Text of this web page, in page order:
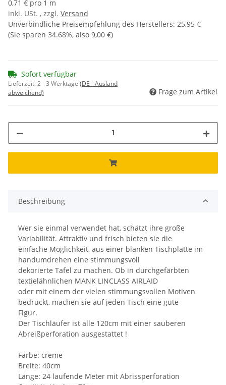
0,71 € pro 1 m
inkl. USt. , zzgl. Versand
Unverbindliche Preisempfehlung des Herstellers: 25,95 €
(Sie sparen 34.68%, also 9,00 €)
Sofort verfügbar
Lieferzeit:2 - 3 Werktage (DE - Ausland
abweichend)
Frage zum Artikel
Beschreibung
Wer sie einmal verwendet hat, schätzt ihre große
Variabilität. Attraktiv und frisch bieten sie die
einfache Möglichkeit, aus einer blanken Tischplatte im
handumdrehen eine stimmungsvoll
dekorierte Tafel zu machen. Ob in durchgefärbten
textielähnlichen MANK LINCLASS AIRLAID
oder mit einem der vielen stimmungsvollen Motiven
bedruckt, machen sie auf jeden Tisch eine gute
Figur.
Der Tischläufer ist alle 120cm mit einer sauberen
Abreißperforation ausgestattet !
Farbe: creme
Breite: 40cm
Länge: 24 laufende Meter mit Abrissperforation